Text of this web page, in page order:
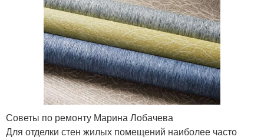
Советы по ремонту Марина Лобачева
Для отделки стен жилых помещений наиболее часто